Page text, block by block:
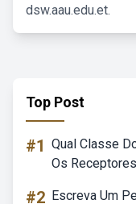
dsw.aau.edu.et.
Top Post
#1 Qual Classe
Os
#2 Escreva Um